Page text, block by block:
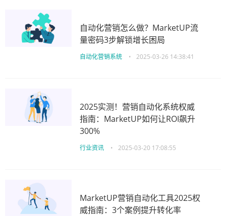
自动化营销怎么做？MarketUP流
量密码3步解锁增长困局
自动化营销系统 • 2025-03-26 14:38:41
2025实测！营销自动化系统权威
指南：MarketUP如何让ROI飙升
300%
行业资讯 • 2025-03-20 17:08:55
MarketUP营销自动化工具2025权
威指南：3个案例提升转化率